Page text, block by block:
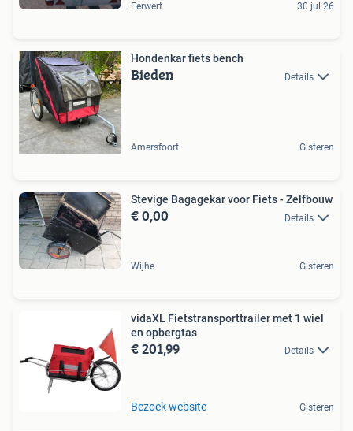
Ferwert 30 jul 26
Hondenkar fiets bench
Bieden Details
Amersfoort Gisteren
Stevige Bagagekar voor Fiets - Zelfbouw
€ 0,00 Details
Wijhe Gisteren
vidaXL Fietstransporttrailer met 1 wiel
en opbergtas
€ 201,99 Details
Bezoek website Gisteren